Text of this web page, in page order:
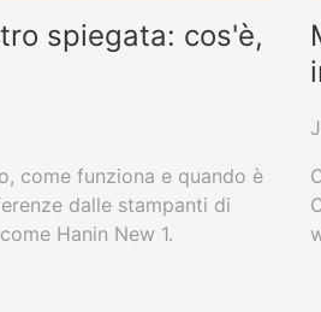
spiegata: cos'è,
come funziona e quando è
dalle stampanti di
Hanin New 1.